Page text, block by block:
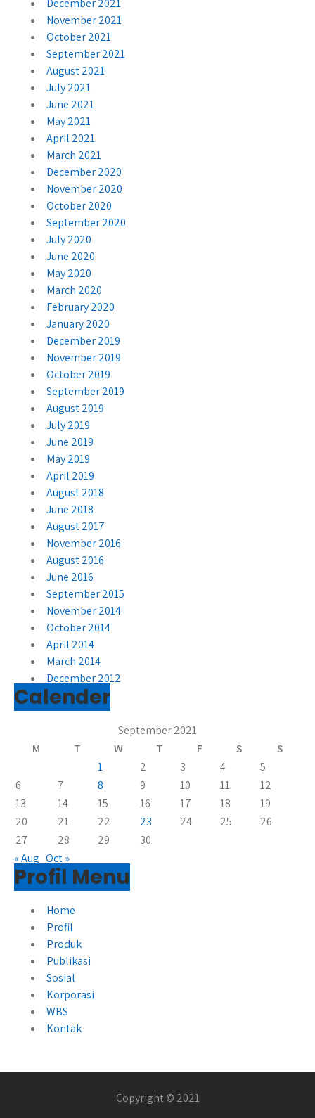
December 2021
November 2021
October 2021
September 2021
August 2021
July 2021
June 2021
May 2021
April 2021
March 2021
December 2020
November 2020
October 2020
September 2020
July 2020
June 2020
May 2020
March 2020
February 2020
January 2020
December 2019
November 2019
October 2019
September 2019
August 2019
July 2019
June 2019
May 2019
April 2019
August 2018
June 2018
August 2017
November 2016
August 2016
June 2016
September 2015
November 2014
October 2014
April 2014
March 2014
December 2012
Calender
September 2021
M
T W T F S
S
1
2 3 4
5
6
7 8 9 10 11
12
13
14 15 16 17 18
19
20
21 22 23 24 25
26
27
28 29
30
« Aug Oct »
Profil Menu
Home
Profil
Produk
Publikasi
Sosial
Korporasi
WBS
Kontak
Copyright © 2021